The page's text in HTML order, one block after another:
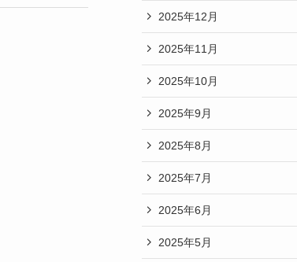
2025年12月
2025年11月
2025年10月
2025年9月
2025年8月
2025年7月
2025年6月
2025年5月